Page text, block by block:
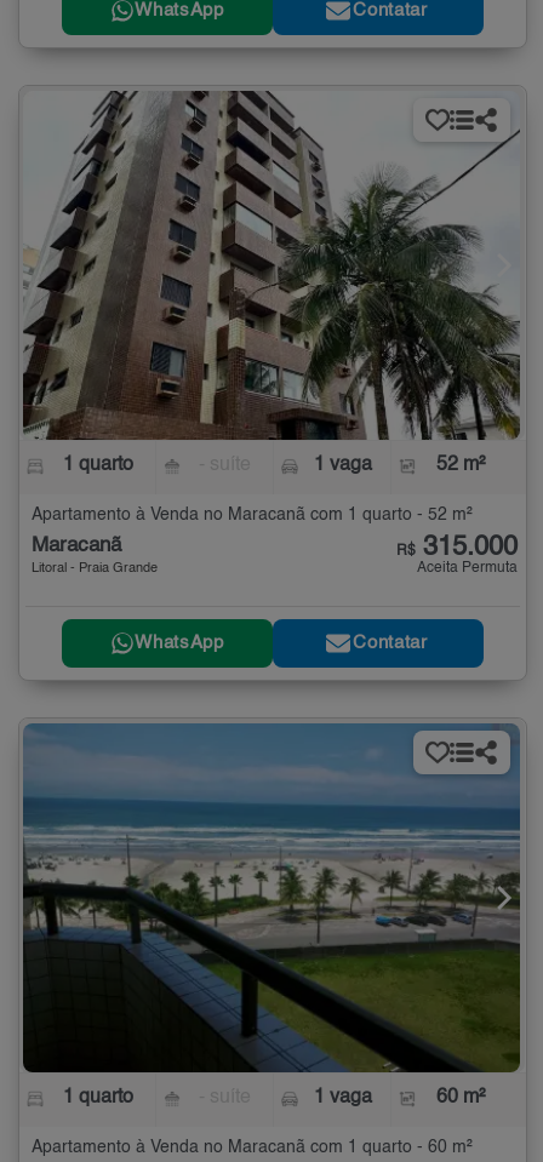
WhatsApp Contatar
1 quarto 1 vaga 52 m²
Apartamento à Venda no Maracanã com 1 quarto - 52 m²
Maracanã
Litoral - Praia Grande
R$ 315.000
Aceita Permuta
WhatsApp Contatar
1 quarto 1 vaga 60 m²
Apartamento à Venda no Maracanã com 1 quarto - 60 m²